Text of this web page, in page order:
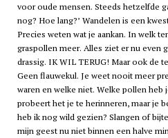
voor oude mensen. Steeds hetzelfde
nog? Hoe lang?’ Wandelen is een
Precies weten wat je aankan. In welk
graspollen meer. Alles ziet er nu even
drassig. IK WIL TERUG! Maar ook de
Geen flauwekul. Je weet nooit meer
waren en welke niet. Welke pollen heb
probeert het je te herinneren, maar je
heb ik nog wild gezien? Slangen of
mijn geest nu niet binnen een halve